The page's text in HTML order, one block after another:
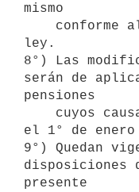
mismo
ley.
8°) Las
serán de
pensiones
el 1° de enero
9°) Quedan
disposiciones
presente